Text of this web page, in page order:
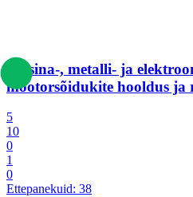
Masina-, metalli- ja
mootorsõidukite hooldus ja
5
10
0
1
0
Ettepanekuid: 38